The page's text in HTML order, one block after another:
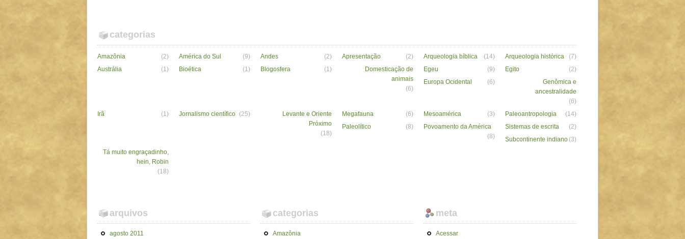
categorias
Amazônia (2) América do Sul (9) Andes (2) Apresentação (2) Arqueologia bíblica (14) Arqueologia histórica
(7)
Austrália
(1) Bioética (1) Blogosfera (1)
Domesticação de
animais
(6)
Egeu (9) Egito
(2)
Europa Ocidental
(6)
Genômica e
ancestralidade
(6)
Irã
(1) Jornalismo científico (25)
Levante e Oriente
Próximo
(18)
Megafauna (6) Mesoamérica (3) Paleoantropologia
(14)
Paleolítico
(8)
Povoamento da América
(8)
Sistemas de escrita
(2)
Subcontinente indiano (3)
Tá muito engraçadinho,
hein, Robin
(18)
arquivos
agosto 2011
categorias
Amazônia
meta
Acessar